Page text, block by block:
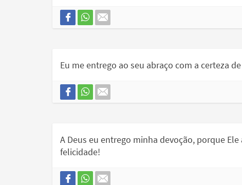
Eu me entrego ao seu abraço com a certeza
A Deus eu entrego minha devoção, porque
felicidade!